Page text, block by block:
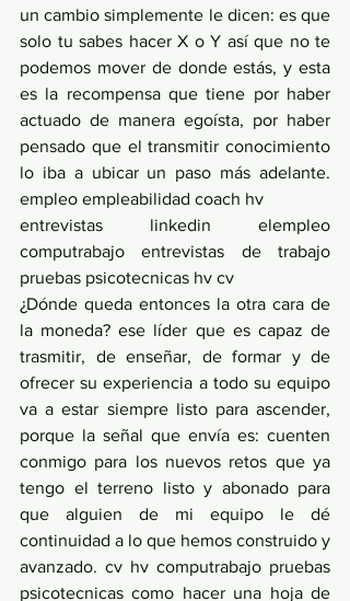
un cambio simplemente le dicen: es que
solo tu sabes hacer X o Y así que no te
podemos mover de donde estás, y esta
es la recompensa que tiene por haber
actuado de manera egoísta, por haber
pensado que el transmitir conocimiento
lo iba a ubicar un paso más adelante.
empleo empleabilidad coach hv
entrevistas linkedin elempleo
computrabajo entrevistas de trabajo
pruebas psicotecnicas hv cv
¿Dónde queda entonces la otra cara de
la moneda? ese líder que es capaz de
trasmitir, de enseñar, de formar y de
ofrecer su experiencia a todo su equipo
va a estar siempre listo para ascender,
porque la señal que envía es: cuenten
conmigo para los nuevos retos que ya
tengo el terreno listo y abonado para
que alguien de mi equipo le dé
continuidad a lo que hemos construido y
avanzado. cv hv computrabajo pruebas
psicotecnicas como hacer una hoja de